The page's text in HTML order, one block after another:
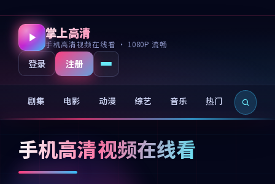
掌上高清
手机高清视频在线看 · 1080P 流畅
登录 注册
剧集 电影 动漫 综艺 音乐 热门 新片
手机高清视频在线看